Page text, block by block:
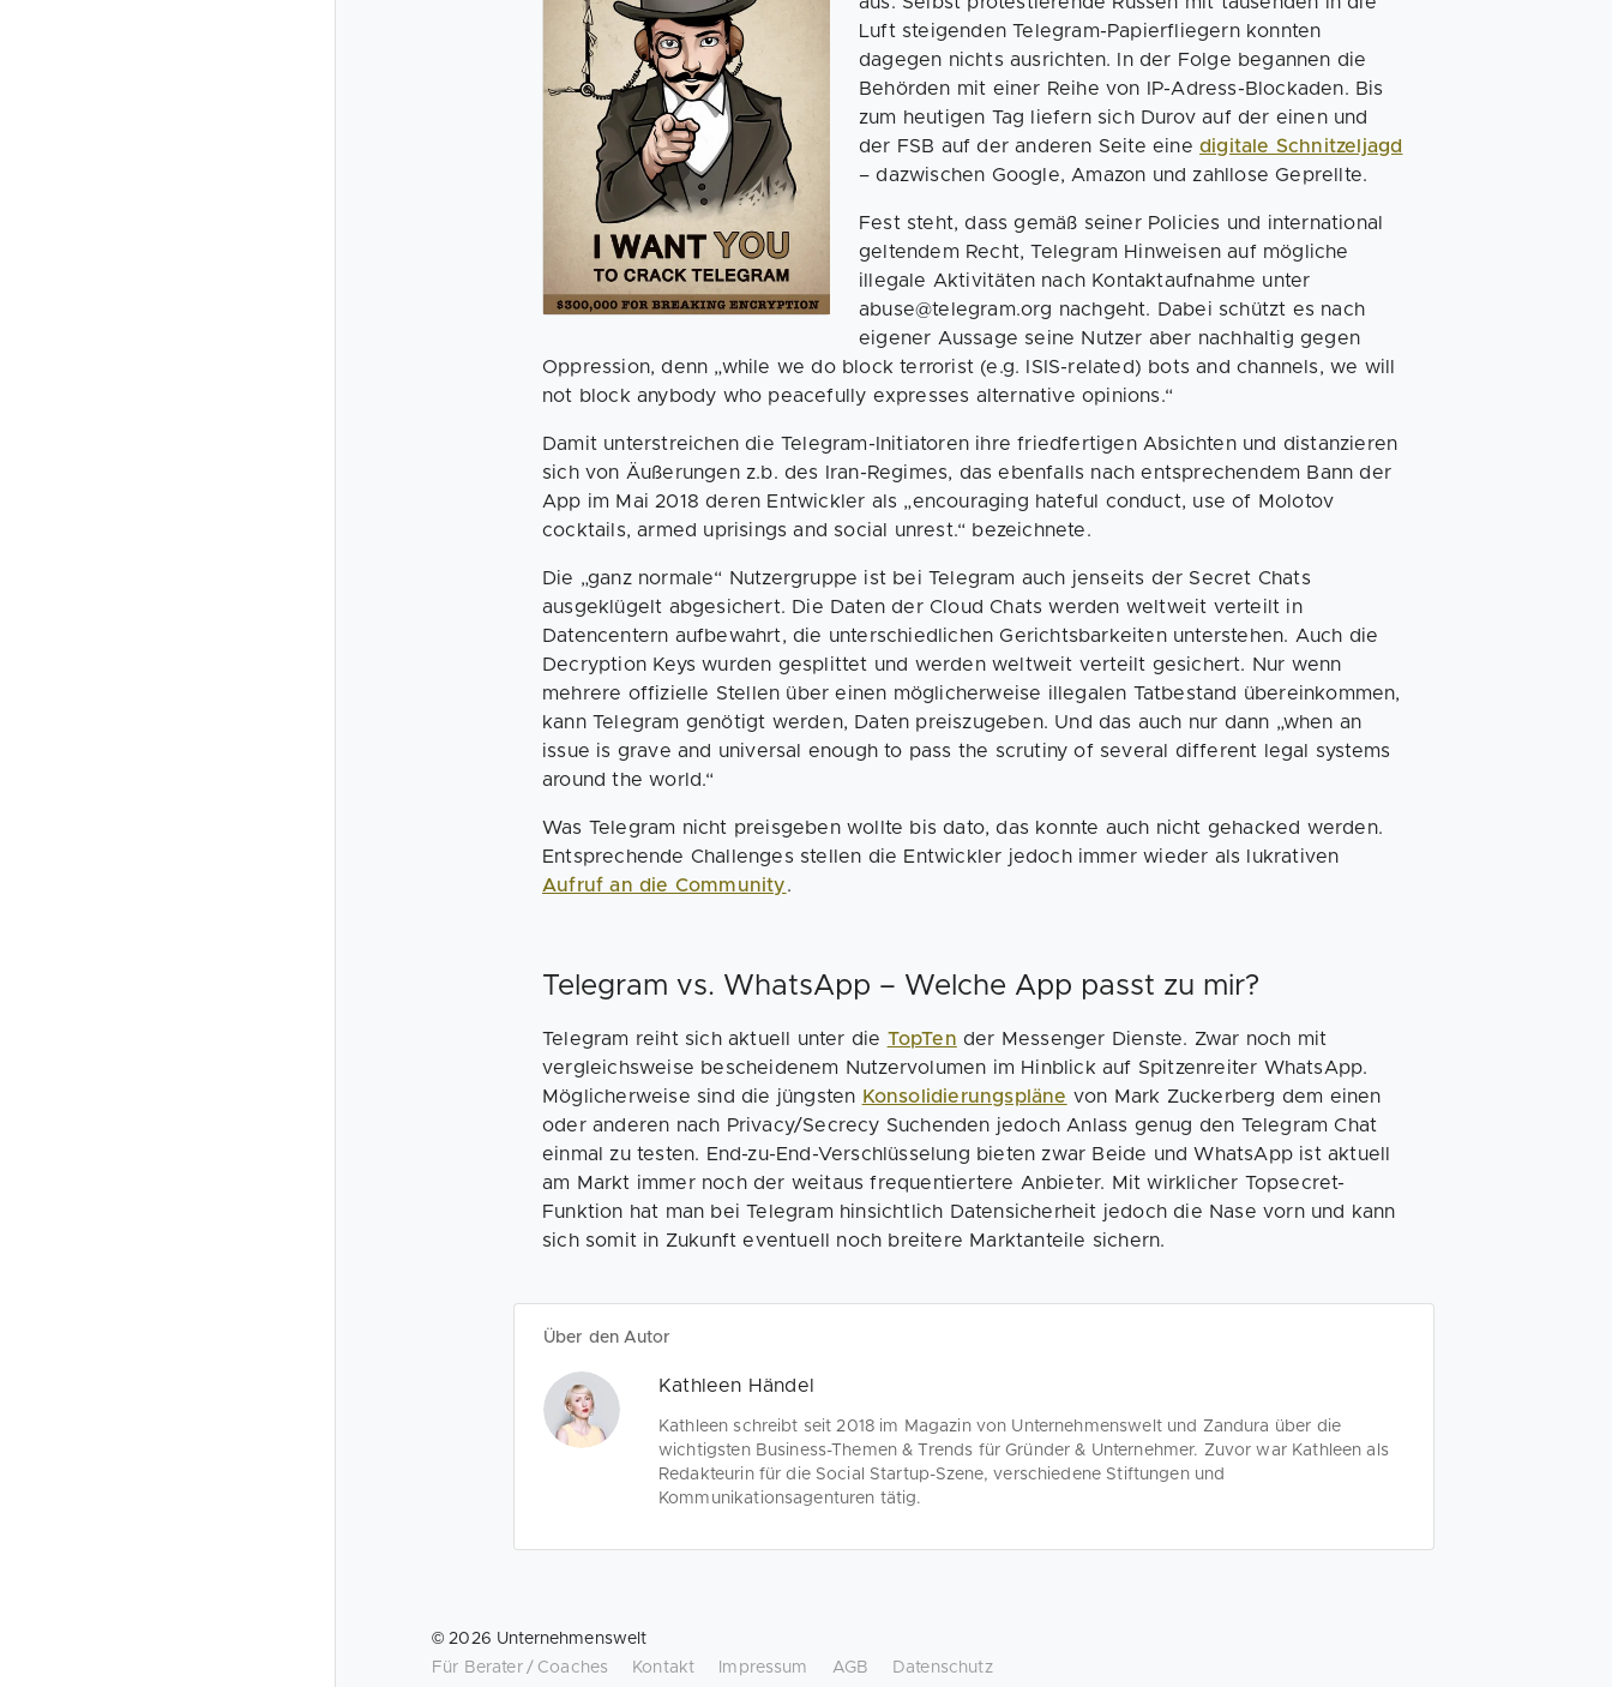
Luft steigenden Telegram-Papierfliegern konnten
dagegen nichts ausrichten. In der Folge begannen die
Behörden mit einer Reihe von IP-Adress-Blockaden. Bis
zum heutigen Tag liefern sich Durov auf der einen und
der FSB auf der anderen Seite eine digitale Schnitzeljagd
– dazwischen Google, Amazon und zahllose Geprellte.
Fest steht, dass gemäß seiner Policies und international
geltendem Recht, Telegram Hinweisen auf mögliche
illegale Aktivitäten nach Kontaktaufnahme unter
abuse@telegram.org nachgeht. Dabei schützt es nach
eigener Aussage seine Nutzer aber nachhaltig gegen
Oppression, denn „while we do block terrorist (e.g. ISIS-related) bots and channels, we will
not block anybody who peacefully expresses alternative opinions.“
Damit unterstreichen die Telegram-Initiatoren ihre friedfertigen Absichten und distanzieren
sich von Äußerungen z.b. des Iran-Regimes, das ebenfalls nach entsprechendem Bann der
App im Mai 2018 deren Entwickler als „encouraging hateful conduct, use of Molotov
cocktails, armed uprisings and social unrest.“ bezeichnete.
Die „ganz normale“ Nutzergruppe ist bei Telegram auch jenseits der Secret Chats
ausgeklügelt abgesichert. Die Daten der Cloud Chats werden weltweit verteilt in
Datencentern aufbewahrt, die unterschiedlichen Gerichtsbarkeiten unterstehen. Auch die
Decryption Keys wurden gesplittet und werden weltweit verteilt gesichert. Nur wenn
mehrere offizielle Stellen über einen möglicherweise illegalen Tatbestand übereinkommen,
kann Telegram genötigt werden, Daten preiszugeben. Und das auch nur dann „when an
issue is grave and universal enough to pass the scrutiny of several different legal systems
around the world.“
Was Telegram nicht preisgeben wollte bis dato, das konnte auch nicht gehacked werden.
Entsprechende Challenges stellen die Entwickler jedoch immer wieder als lukrativen
Aufruf an die Community.
Telegram vs. WhatsApp – Welche App passt zu mir?
Telegram reiht sich aktuell unter die TopTen der Messenger Dienste. Zwar noch mit
vergleichsweise bescheidenem Nutzervolumen im Hinblick auf Spitzenreiter WhatsApp.
Möglicherweise sind die jüngsten Konsolidierungspläne von Mark Zuckerberg dem einen
oder anderen nach Privacy/Secrecy Suchenden jedoch Anlass genug den Telegram Chat
einmal zu testen. End-zu-End-Verschlüsselung bieten zwar Beide und WhatsApp ist aktuell
am Markt immer noch der weitaus frequentiertere Anbieter. Mit wirklicher Topsecret-
Funktion hat man bei Telegram hinsichtlich Datensicherheit jedoch die Nase vorn und kann
sich somit in Zukunft eventuell noch breitere Marktanteile sichern.
Über den Autor
Kathleen Händel
Kathleen schreibt seit 2018 im Magazin von Unternehmenswelt und Zandura über die
wichtigsten Business-Themen & Trends für Gründer & Unternehmer. Zuvor war Kathleen als
Redakteurin für die Social Startup-Szene, verschiedene Stiftungen und
Kommunikationsagenturen tätig.
©2026 Unternehmenswelt
Für Berater / Coaches
Kontakt Impressum AGB Datenschutz